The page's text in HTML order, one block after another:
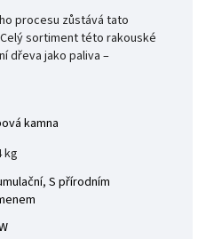
procesu zůstává tato
sortiment této rakouské
dřeva jako paliva –
kamna
kg
, S přírodním